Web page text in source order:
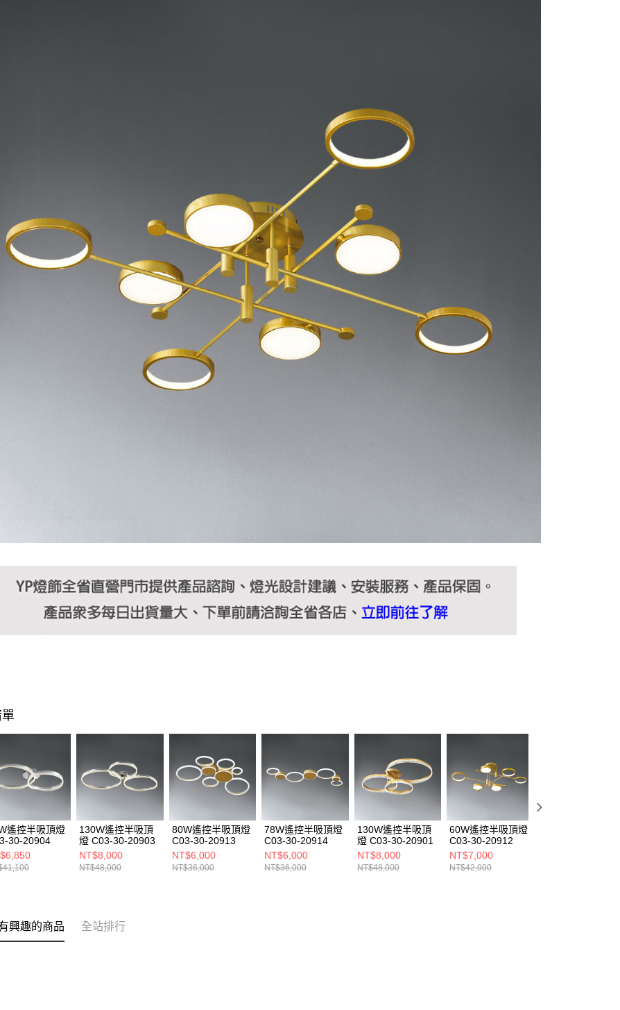
遙控半吸頂燈
30-20904
130W遙控半吸頂
燈 C03-30-20903
NT$8,000
NT$48,000
80W遙控半吸頂燈
C03-30-20913
NT$6,000
NT$36,000
78W遙控半吸頂燈
C03-30-20914
NT$6,000
NT$36,000
130W遙控半吸頂
燈 C03-30-20901
NT$8,000
NT$48,000
60W遙控半吸頂燈
C03-30-20912
NT$7,000
NT$42,000
興趣的商品 全站排行